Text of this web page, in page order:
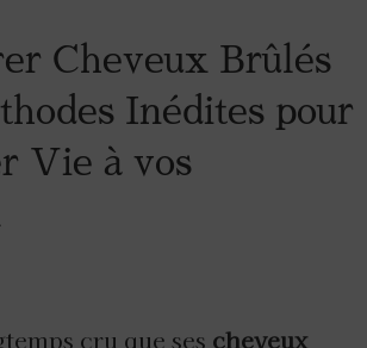
Cheveux Brûlés
Inédites pour
Vie à vos
cru que ses cheveux